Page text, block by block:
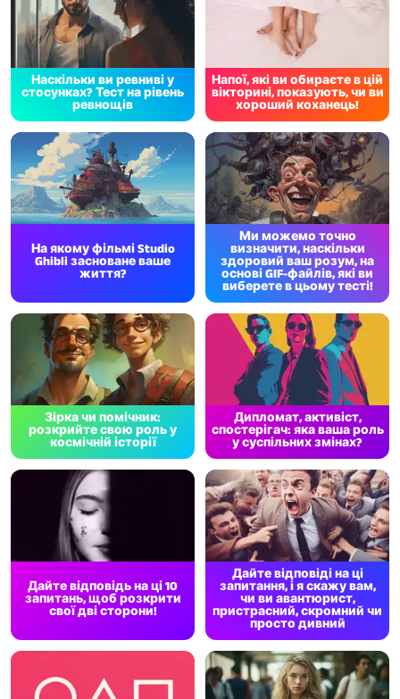
Наскільки ви ревниві у
стосунках? Тест на рівень
ревнощів
Напої, які ви обираєте в цій
вікторині, показують, чи ви
хороший коханець!
На якому фільмі Studio
Ghibli засноване ваше
життя?
Ми можемо точно
визначити, наскільки
здоровий ваш розум, на
основі GIF-файлів, які ви
виберете в цьому тесті!
Зірка чи помічник:
розкрийте свою роль у
космічній історії
Дипломат, активіст,
спостерігач: яка ваша роль
у суспільних змінах?
Дайте відповідь на ці 10
запитань, щоб розкрити
свої дві сторони!
Дайте відповіді на ці
запитання, і я скажу вам,
чи ви авантюрист,
пристрасний, скромний чи
просто дивний